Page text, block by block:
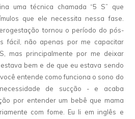
uma técnica chamada “5 S” que
que ele necessita nessa fase.
tornou o período do pós-
fácil, não apenas por me capacitar
mas principalmente por me deixar
bem e de que eu estava sendo
entende como funciona o sono do
de sucção - e acaba
por entender um bebê que mama
com fome. Eu li em inglês e